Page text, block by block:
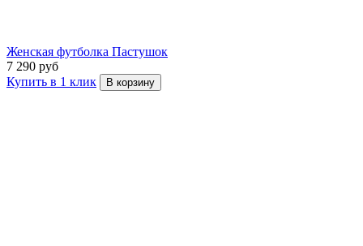
Женская футболка Пастушок
7 290 руб
Купить в 1 клик
В корзину